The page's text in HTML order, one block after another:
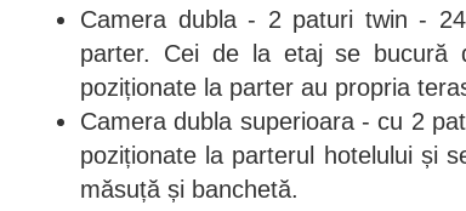
Camera dubla - 2 paturi twin -
parter. Cei de la etaj se bucură
poziționate la parter au propria
Camera dubla superioara - cu 2
poziționate la parterul hotelului și
măsuță și banchetă.